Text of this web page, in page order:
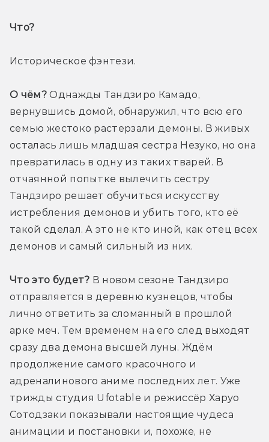
Что?
Историческое фэнтези.
О чём? Однажды Тандзиро Камадо,
вернувшись домой, обнаружил, что всю его
семью жестоко растерзали демоны. В живых
осталась лишь младшая сестра Незуко, но она
превратилась в одну из таких тварей. В
отчаянной попытке вылечить сестру
Тандзиро решает обучиться искусству
истребления демонов и убить того, кто её
такой сделал. А это не кто иной, как отец всех
демонов и самый сильный из них.
Что это будет? В новом сезоне Тандзиро
отправляется в деревню кузнецов, чтобы
лично ответить за сломанный в прошлой
арке меч. Тем временем на его след выходят
сразу два демона высшей луны. Ждём
продолжение самого красочного и
адреналинового аниме последних лет. Уже
трижды студия Ufotable и режиссёр Харуо
Сотодзаки показывали настоящие чудеса
анимации и постановки и, похоже, не